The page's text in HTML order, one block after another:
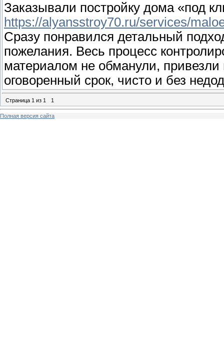
Заказывали постройку дома «под
https://alyansstroy70.ru/services/
Сразу понравился детальный
пожелания. Весь процесс
материалом не обманули,
оговоренный срок, чисто и без
Страница 1 из 1 1
Полная версия сайта